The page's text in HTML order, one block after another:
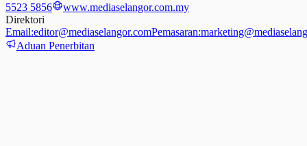
5523 5856
www.mediaselangor.com.my
Direktori
Email:editor@mediaselangor.comPemasaran:
Aduan Penerbitan